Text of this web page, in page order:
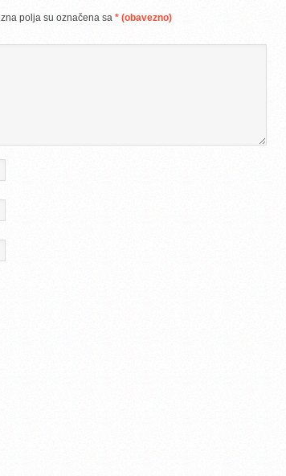
polja su označena sa * (obavezno)